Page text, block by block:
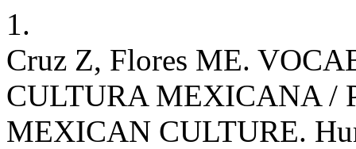
1.
Cruz Z, Flores ME.
CULTURA MEXICANA /
MEXICAN CULTURE.